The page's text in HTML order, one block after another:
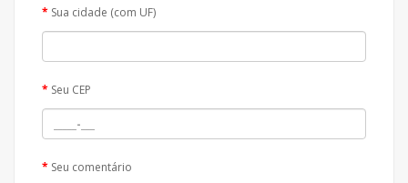
Sua cidade (com UF)
Seu CEP
Seu comentário